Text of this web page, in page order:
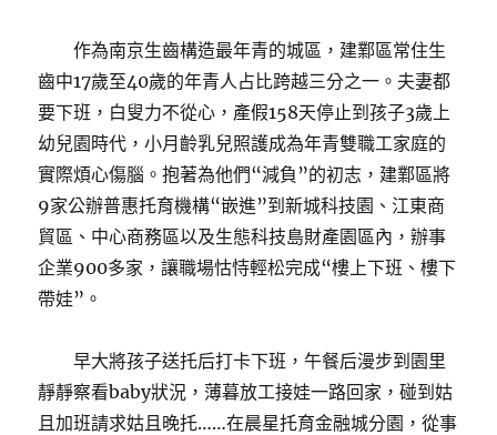
作為南京生齒構造最年青的城區，建鄴區常住生
齒中17歲至40歲的年青人占比跨越三分之一。夫妻都
要下班，白叟力不從心，產假158天停止到孩子3歲上
幼兒園時代，小月齡乳兒照護成為年青雙職工家庭的
實際煩心傷腦。抱著為他們“減負”的初志，建鄴區將
9家公辦普惠托育機構“嵌進”到新城科技園、江東商
貿區、中心商務區以及生態科技島財產園區內，辦事
企業900多家，讓職場怙恃輕松完成“樓上下班、樓下
帶娃”。
早大將孩子送托后打卡下班，午餐后漫步到園里
靜靜察看baby狀況，薄暮放工接娃一路回家，碰到姑
且加班請求姑且晚托……在晨星托育金融城分園，從事